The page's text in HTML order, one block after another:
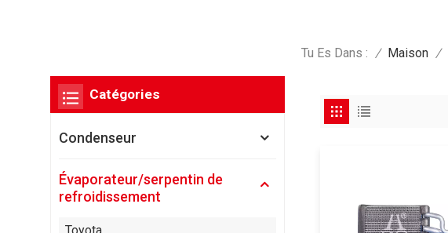
Tu Es Dans : / Maison /
Catégories
Condenseur
Évaporateur/serpentin de
refroidissement